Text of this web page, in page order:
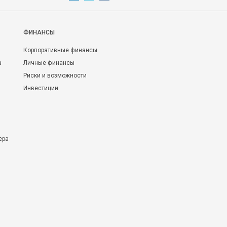
ФИНАНСЫ
Корпоративные финансы
Личные финансы
Риски и возможности
Инвестиции